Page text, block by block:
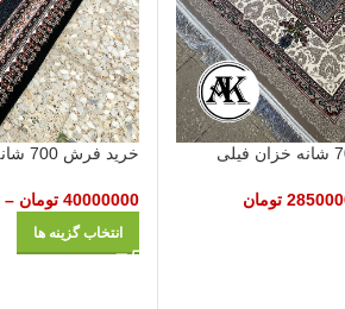
تومان
خرید فرش 700 شانه آرتین سرمه‌ای
40000000 تومان –
انتخاب گزینه ها